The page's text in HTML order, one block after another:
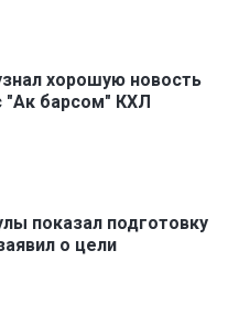
хорошую новость
"Ак барсом" КХЛ
показал подготовку
о цели